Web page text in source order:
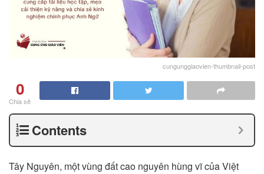
cungunggiaovien-thumbnail-post
0
Chia sẻ
Contents
Tây Nguyên, một vùng đất cao nguyên hùng vĩ của Việt